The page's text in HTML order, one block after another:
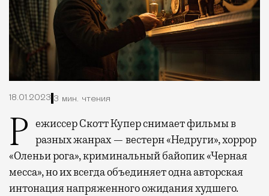
18.01.2023 3 мин. чтения
Режиссер Скотт Купер снимает фильмы в разных жанрах — вестерн «Недруги», хоррор
«Оленьи рога», криминальный байопик «Черная
месса», но их всегда объединяет одна авторская
интонация напряженного ожидания худшего.